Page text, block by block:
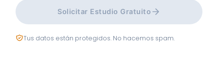
Solicitar Estudio Gratuito
Tus datos están protegidos. No hacemos spam.